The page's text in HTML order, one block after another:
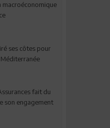
macroéconomique
ses côtes pour
fait du
son engagement